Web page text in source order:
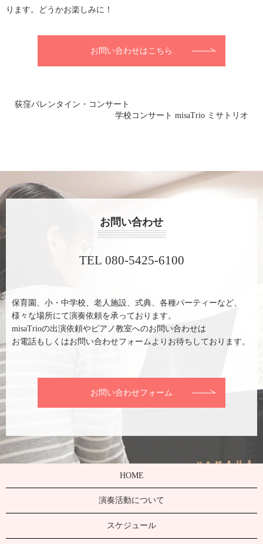
ります。どうかお楽しみに！
お問い合わせはこちら
荻窪バレンタイン・コンサート
学校コンサート misaTrio ミサトリオ
お問い合わせ
TEL 080-5425-6100
保育園、小・中学校、老人施設、式典、各種パーティーなど、
様々な場所にて演奏依頼を承っております。
misaTrioの出演依頼やピアノ教室へのお問い合わせは
お電話もしくはお問い合わせフォームよりお待ちしております。
お問い合わせフォーム
HOME
演奏活動について
スケジュール